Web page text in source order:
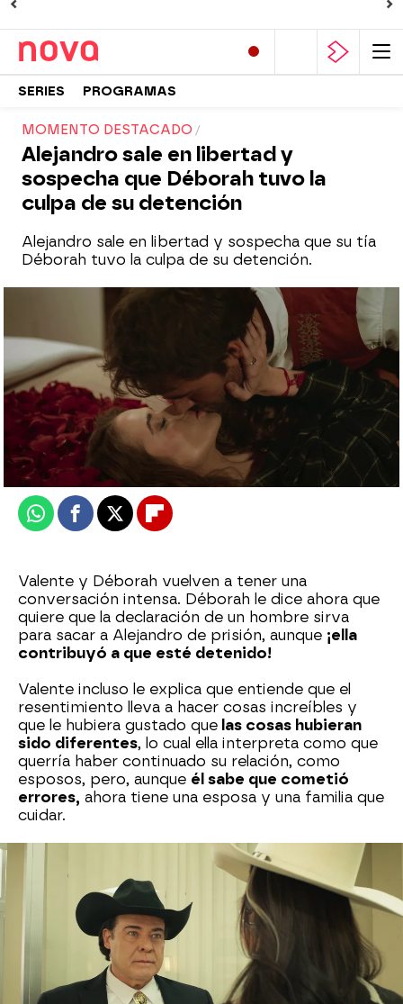
SERIES PROGRAMAS
MOMENTO DESTACADO
Alejandro sale en libertad y
sospecha que Déborah tuvo la
culpa de su detención
Alejandro sale en libertad y sospecha que su tía
Déborah tuvo la culpa de su detención.
Nova
Publicado: 30 de mayo de 2026, 17:00
WhatsappFacebook
X Flipboard
Valente y Déborah vuelven a tener una
conversación intensa. Déborah le dice ahora que
quiere que la declaración de un hombre sirva
para sacar a Alejandro de prisión, aunque ¡ella
contribuyó a que esté detenido!
Valente incluso le explica que entiende que el
resentimiento lleva a hacer cosas increíbles y
que le hubiera gustado que las cosas hubieran
sido diferentes, lo cual ella interpreta como que
querría haber continuado su relación, como
esposos, pero, aunque él sabe que cometió
errores, ahora tiene una esposa y una familia que
cuidar.
con que acepte que
se equivocó. Ella piensa que todavía tiene una
oportunidad de vivir su historia de amor con
Valente. Sin embargo el hombre solo le ofrece
ayudarle aacercarse a Gabino y ella acepta el
trato pero si lo hacen juntos, como si fueran una
familia.